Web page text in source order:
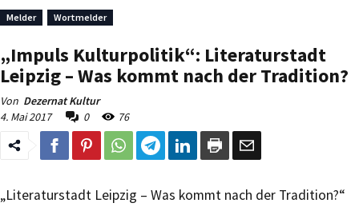
Melder Wortmelder
„Impuls Kulturpolitik“: Literaturstadt
Leipzig – Was kommt nach der Tradition?
Von Dezernat Kultur
4. Mai 2017
0 76
„Literaturstadt Leipzig – Was kommt nach der Tradition?“